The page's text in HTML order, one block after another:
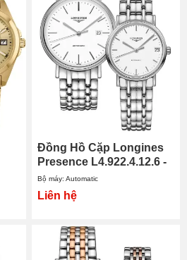
Đồng Hồ Cặp Longines
Presence L4.922.4.12.6 -
L4.322.4.12.6
Bộ máy: Automatic
Liên hệ